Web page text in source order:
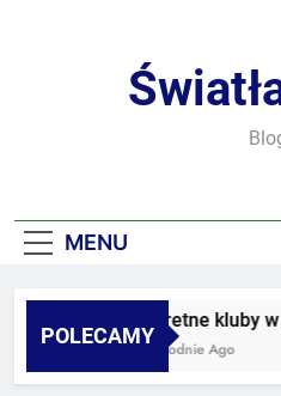
MENU
POLECAMY
Sekretne kluby w
3 Tygodnie Ago